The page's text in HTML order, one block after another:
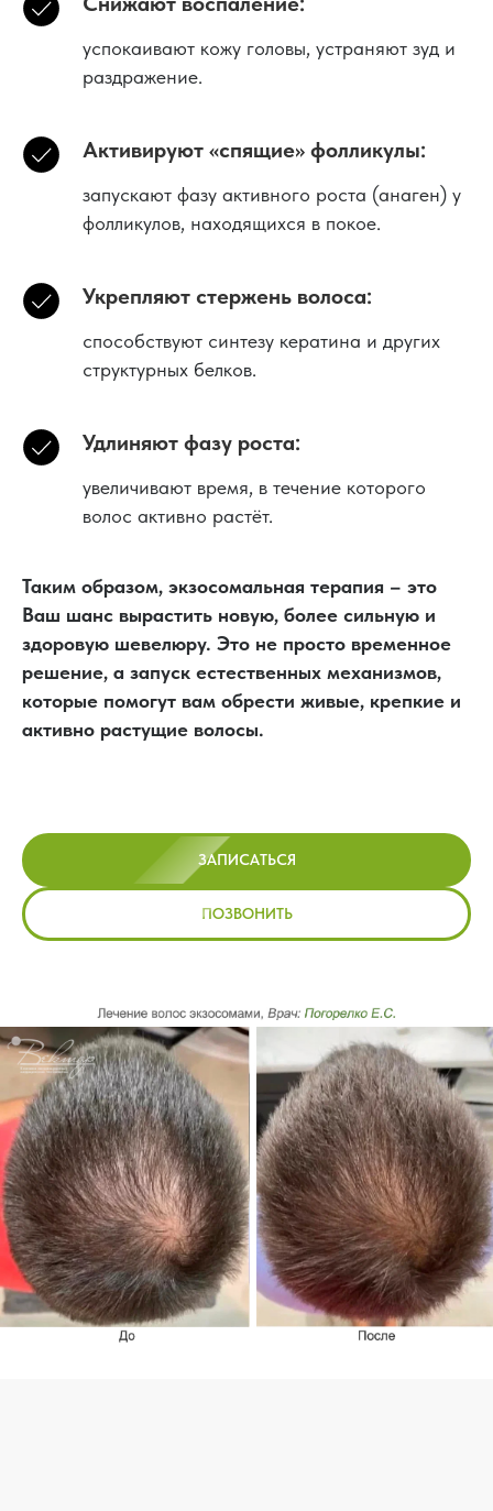
успокаивают кожу головы, устраняют зуд и
раздражение.
Активируют «спящие» фолликулы:
запускают фазу активного роста (анаген) у
фолликулов, находящихся в покое.
Укрепляют стержень волоса:
способствуют синтезу кератина и других
структурных белков.
Удлиняют фазу роста:
увеличивают время, в течение которого
волос активно растёт.
Таким образом, экзосомальная терапия – это
Ваш шанс вырастить новую, более сильную и
здоровую шевелюру. Это не просто временное
решение, а запуск естественных механизмов,
которые помогут вам обрести живые, крепкие и
активно растущие волосы.
ЗАПИСАТЬСЯ
ПОЗВОНИТЬ